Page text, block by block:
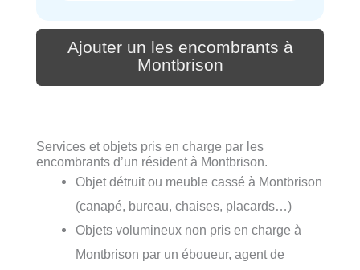
Ajouter un les encombrants à
Montbrison
Services et objets pris en charge par les
encombrants d’un résident à Montbrison.
Objet détruit ou meuble cassé à Montbrison
(canapé, bureau, chaises, placards…)
Objets volumineux non pris en charge à
Montbrison par un éboueur, agent de